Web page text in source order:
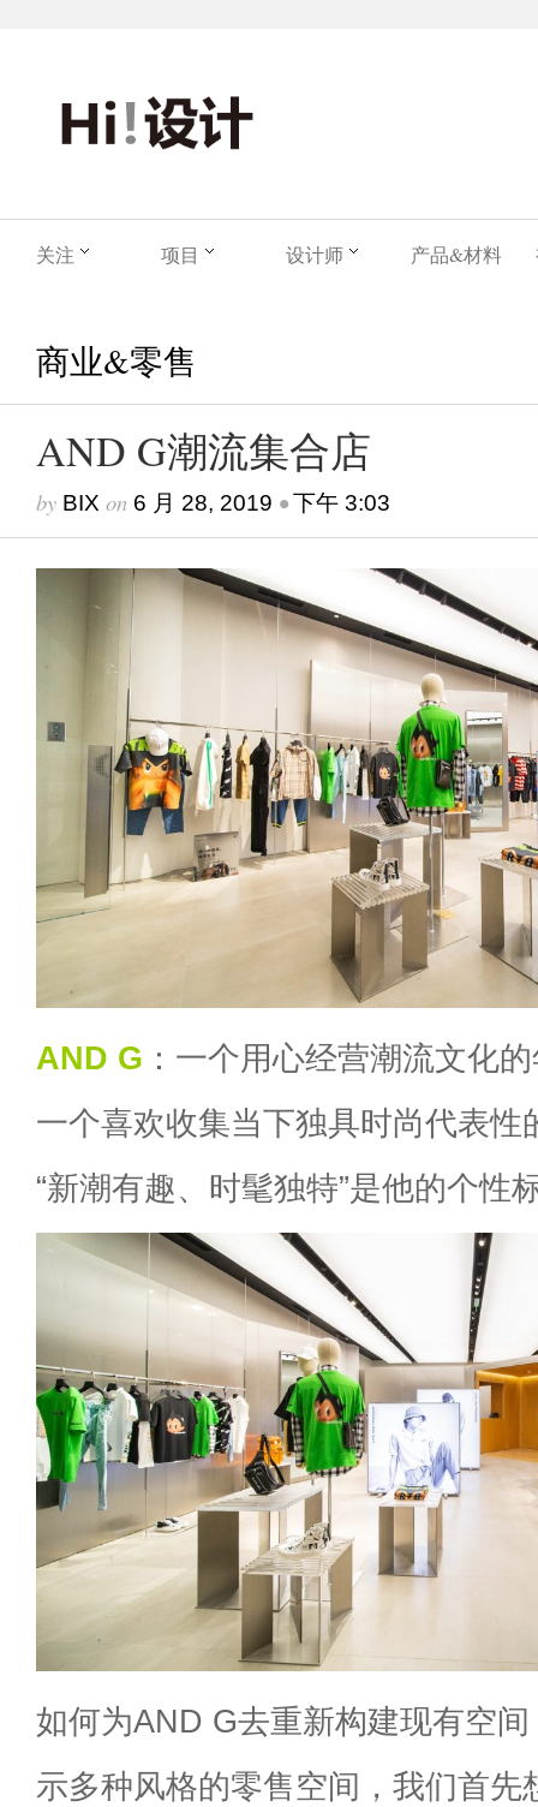
关注 项目 设计师 产品&材料
商业&零售
AND G潮流集合店
by BIX on 6 月 28, 2019 •下午 3:03
AND G ：一个用心经营潮流文化
一个喜欢收集当下独具时尚代表性
“新潮有趣、时髦独特”是他的个性
如何为AND G去重新构建现有空
示多种风格的零售空间，我们首先